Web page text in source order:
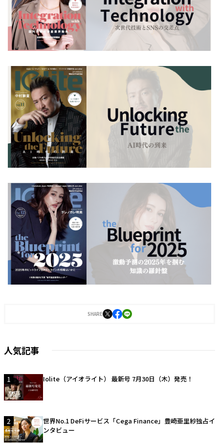
SHARE
人気記事
1 Iolite（アイオライト） 最新号 7月30日（木）発売！
2
世界No.1 DeFiサービス「Cega Finance」豊崎亜里紗独占イ
ンタビュー